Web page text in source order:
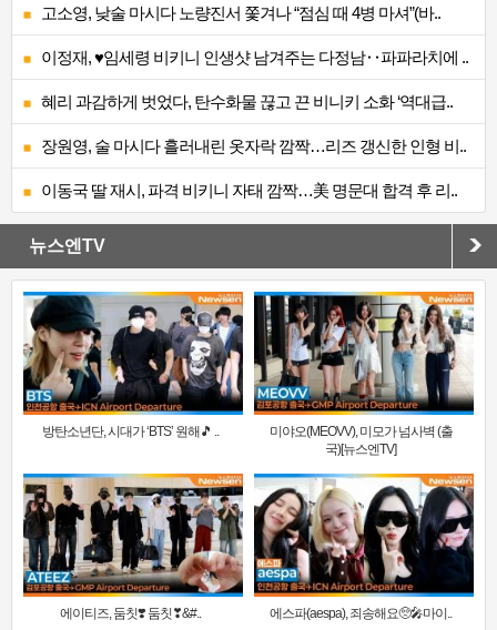
고소영, 낮술 마시다 노량진서 쫓겨나 “점심 때 4병 마셔”(바..
이정재, ♥임세령 비키니 인생샷 남겨주는 다정남‥파파라치에 ..
혜리 과감하게 벗었다, 탄수화물 끊고 끈 비니키 소화 ‘역대급..
장원영, 술 마시다 흘러내린 옷자락 깜짝…리즈 갱신한 인형 비..
이동국 딸 재시, 파격 비키니 자태 깜짝…美 명문대 합격 후 리..
뉴스엔TV
방탄소년단, 시대가 ‘BTS’ 원해🎵 ..
미야오(MEOVV), 미모가 넘사벽 (출
국)[뉴스엔TV]
에이티즈, 둠칫❣️ 둠칫❣&#.. 에스파(aespa), 죄송해요🥺🎤마이..